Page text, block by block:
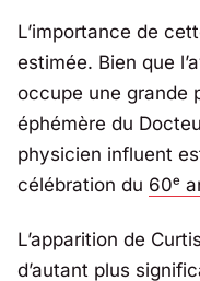
L’importance de
estimée. Bien que
occupe une grande
éphémère du
physicien influent
célébration du 60ᵉ
L’apparition de
d’autant plus